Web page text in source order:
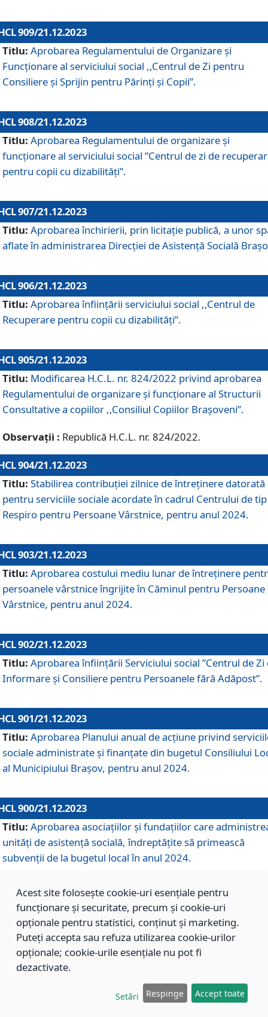
909/21.12.2023
Titlu: Aprobarea Regulamentului de Organizare și
Funcționare al serviciului social ,,Centrul de Zi pentru
Consiliere şi Sprijin pentru Părinţi şi Copii”.
908/21.12.2023
Titlu: Aprobarea Regulamentului de organizare şi
funcţionare al serviciului social ”Centrul de zi de
pentru copii cu dizabilități”.
907/21.12.2023
Titlu: Aprobarea închirierii, prin licitație publică, a unor
aflate în administrarea Direcției de Asistență Socială
906/21.12.2023
Titlu: Aprobarea înființării serviciului social ,,Centrul de
Recuperare pentru copii cu dizabilități”.
905/21.12.2023
Titlu: Modificarea H.C.L. nr. 824/2022 privind aprobarea
Regulamentului de organizare şi funcţionare al Structurii
Consultative a copiilor ,,Consiliul Copiilor Braşoveni”.
Observații : Republică H.C.L. nr. 824/2022.
904/21.12.2023
Titlu: Stabilirea contribuţiei zilnice de întreținere datorată
pentru serviciile sociale acordate în cadrul Centrului de tip
Respiro pentru Persoane Vârstnice, pentru anul 2024.
903/21.12.2023
Titlu: Aprobarea costului mediu lunar de întreţinere
persoanele vârstnice îngrijite în Căminul pentru Persoane
Vârstnice, pentru anul 2024.
902/21.12.2023
Titlu: Aprobarea înființării Serviciului social ”Centrul de Zi
Informare și Consiliere pentru Persoanele fără Adăpost”.
901/21.12.2023
Titlu: Aprobarea Planului anual de acțiune privind
sociale administrate și finanțate din bugetul Consiliului
al Municipiului Brașov, pentru anul 2024.
900/21.12.2023
Titlu: Aprobarea asociațiilor şi fundațiilor care
unități de asistenţă socială, îndreptăţite să primească
subvenţii de la bugetul local în anul 2024.
899/21.12.2023
Aprobarea standardelor de cost pentru serviciile
sociale furnizate în cadrul Direcției de Asistență Socială
Brașov, pentru anul 2024.
Modificarea Anexei la H.C.L. nr. 91 din 09.02.2018,
Acest site folosește cookie-uri esențiale pentru
funcționare și securitate, precum și cookie-uri
opționale pentru statistici, conținut și marketing.
Puteți accepta sau refuza utilizarea cookie-urilor
opționale; cookie-urile esențiale nu pot fi
dezactivate.
Setări Respinge Accept toate